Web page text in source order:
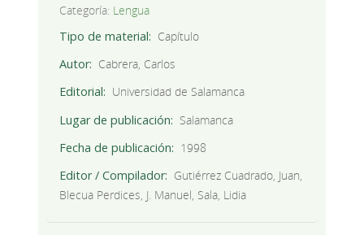
Categoría: Lengua
Tipo de material
Capítulo
Autor
Cabrera, Carlos
Editorial
Universidad de Salamanca
Lugar de publicación
Salamanca
Fecha de publicación
1998
Editor / Compilador
Gutiérrez Cuadrado, Juan,
Blecua Perdices, J. Manuel, Sala, Lidia